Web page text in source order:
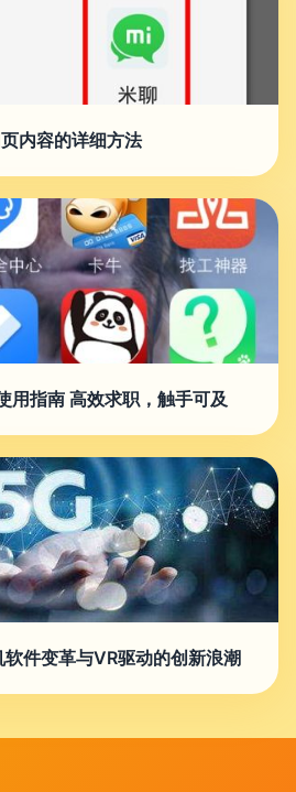
内容的详细方法
用指南 高效求职，触手可及
件变革与VR驱动的创新浪潮